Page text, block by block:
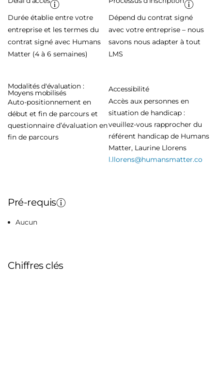
Durée établie entre votre
entreprise et les termes du
contrat signé avec Humans
Matter (4 à 6 semaines)
Dépend du contrat signé
avec votre entreprise – nous
savons nous adapter à tout
LMS
Modalités d'évaluation :
Moyens mobilisés
Auto-positionnement en
début et fin de parcours et
questionnaire d’évaluation en
fin de parcours
Accessibilité
Accès aux personnes en
situation de handicap :
veuillez-vous rapprocher du
référent handicap de Humans
Matter, Laurine Llorens
l.llorens@humansmatter.co
Pré-requis
Aucun
Chiffres clés